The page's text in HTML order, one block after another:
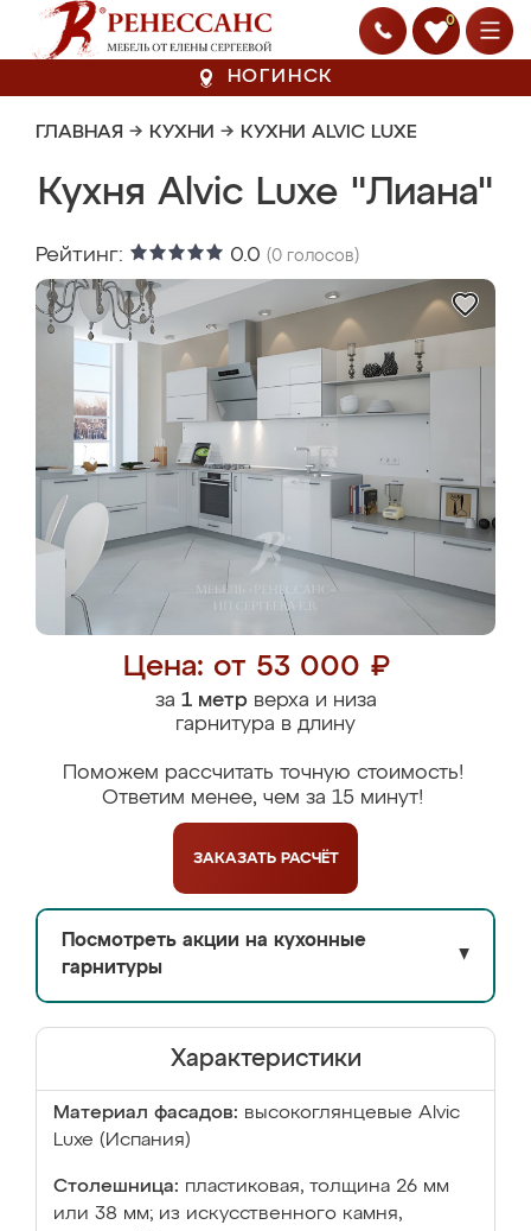
0
НОГИНСК
ГЛАВНАЯ → КУХНИ → КУХНИ ALVIC LUXE
Кухня Alvic Luxe "Лиана"
Рейтинг: 0.0 (0 голосов)
Цена: от 53 000 ₽
за 1 метрверха и низа
гарнитура в длину
Поможем рассчитать точную стоимость!
Ответим менее, чем за 15 минут!
ЗАКАЗАТЬ РАСЧЁТ
Посмотреть акции на кухонные
гарнитуры
▼
Характеристики
Материал фасадов: высокоглянцевые Аlvic
Luxe (Испания)
Столешница: пластиковая, толщина 26 мм
или 38 мм; из искусственного камня,